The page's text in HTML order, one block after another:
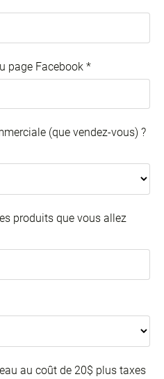
page Facebook *
(que vendez-vous) ?
produits que vous allez
au coût de 20$ plus taxes